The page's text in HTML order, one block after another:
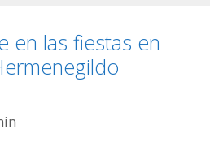
en las fiestas en